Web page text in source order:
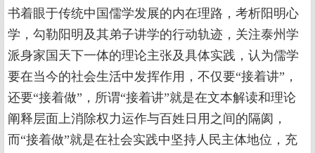
书着眼于传统中国儒学发展的内在理路，考析阳明心
学，勾勒阳明及其弟子讲学的行动轨迹，关注泰州学
派身家国天下一体的理论主张及具体实践，认为儒学
要在当今的社会生活中发挥作用，不仅要“接着讲”，
还要“接着做”，所谓“接着讲”就是在文本解读和理论
阐释层面上消除权力运作与百姓日用之间的隔阂，
而“接着做”就是在社会实践中坚持人民主体地位，充